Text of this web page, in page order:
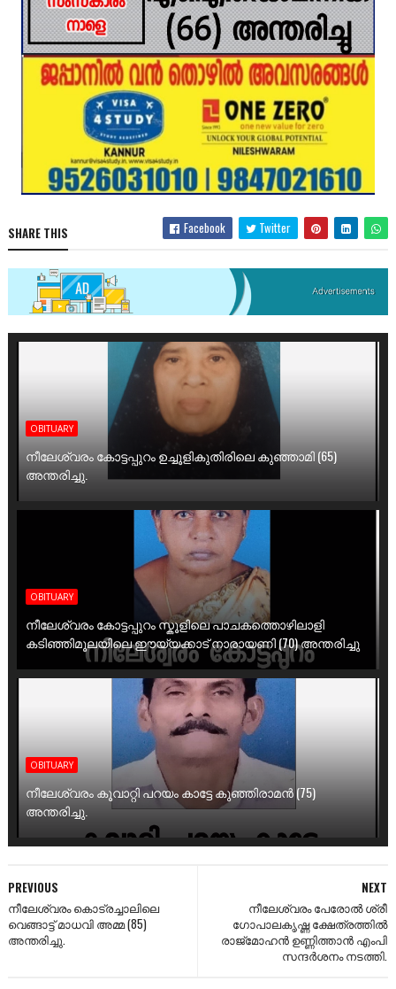
SHARE THIS Facebook Twitter
OBITUARY
നീലേശ്വരം കോട്ടപ്പുറം ഉച്ചൂളികുതിരിലെ കുഞ്ഞാമി (65)
അന്തരിച്ചു.
OBITUARY
നീലേശ്വരം കോട്ടപ്പുറം സ്കൂളിലെ പാചകത്തൊഴിലാളി
കടിഞ്ഞിമൂലയിലെ ഈയ്യക്കാട് നാരായണി (70) അന്തരിച്ചു
OBITUARY
നീലേശ്വരം കൂവാറ്റി പറയം കാട്ടേ കുഞ്ഞിരാമൻ (75)
അന്തരിച്ചു.
NEXT
നീലേശ്വരം പേരോൽ ശ്രീ
ഗോപാലകൃഷ്ണ ക്ഷേത്രത്തിൽ
രാജ്മോഹൻ ഉണ്ണിത്താൻ എംപി
സന്ദർശനം നടത്തി.
PREVIOUS
നീലേശ്വരം കൊട്രച്ചാലിലെ
വെങ്ങാട്ട്‌ മാധവി അമ്മ (85)
അന്തരിച്ചു.